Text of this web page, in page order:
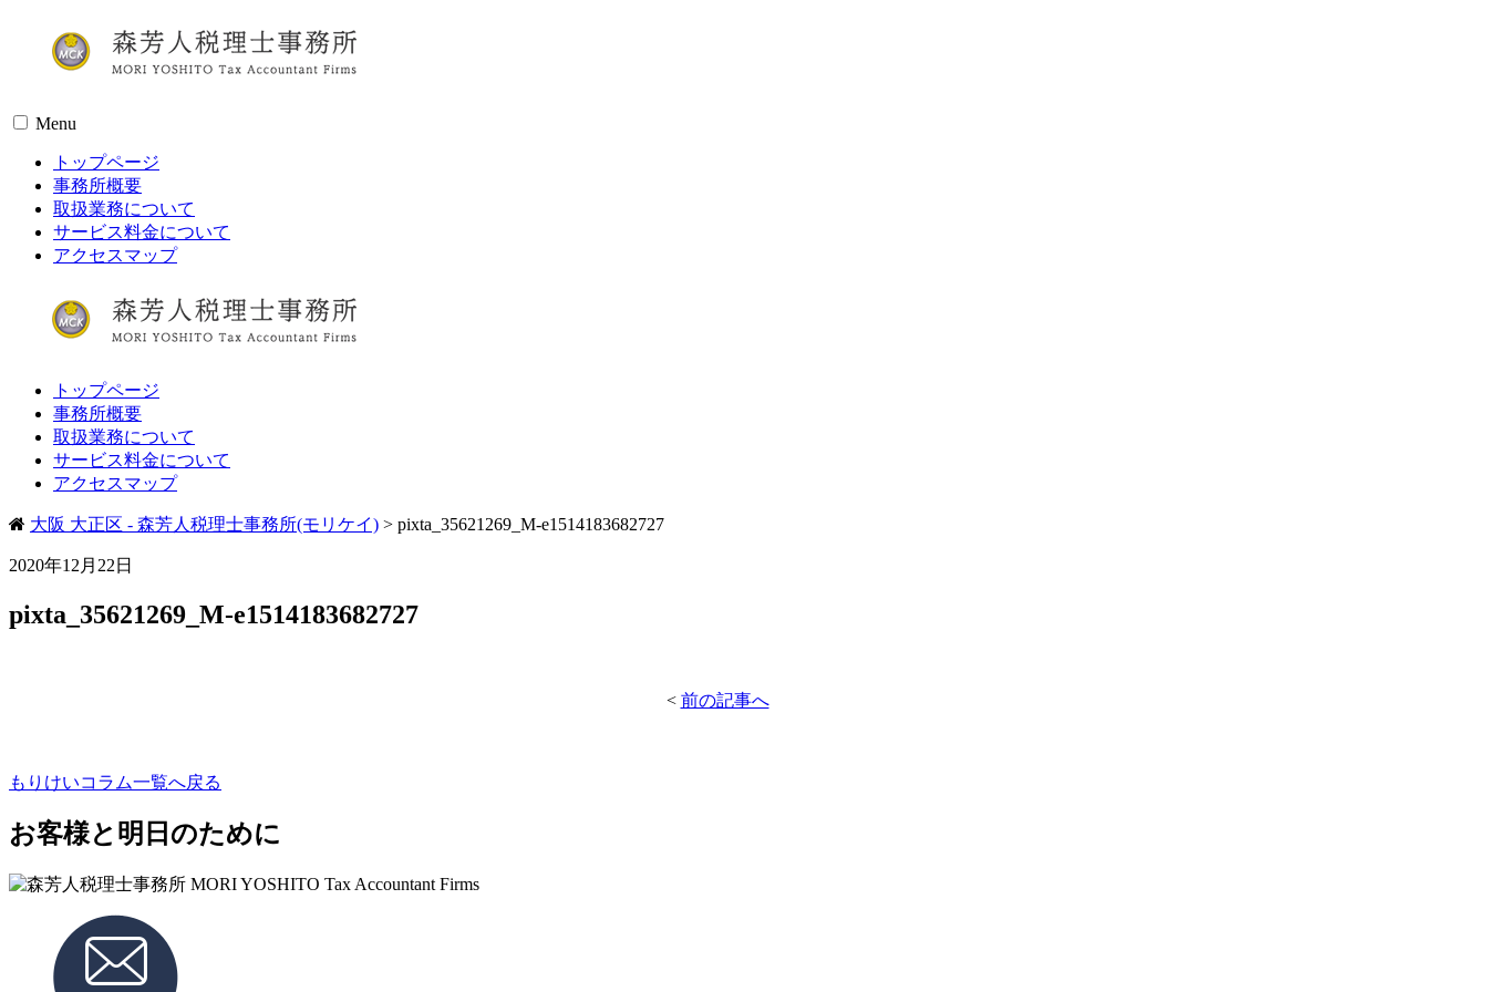
Menu
トップページ
事務所概要
取扱業務について
サービス料金について
アクセスマップ
トップページ
事務所概要
取扱業務について
サービス料金について
アクセスマップ
大阪 大正区 - 森芳人税理士事務所(モリケイ) > pixta_35621269_M-e1514183682727
2020年12月22日
pixta_35621269_M-e1514183682727
< 前の記事へ
もりけいコラム一覧へ戻る
お客様と明日のために